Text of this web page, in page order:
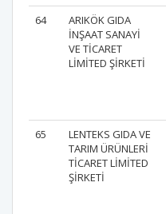
64
ARIKÖK GIDA
İNŞAAT SANAYİ
VE TİCARET
LİMİTED ŞİRKETİ
65
LENTEKS GIDA VE
TARIM ÜRÜNLERİ
TİCARET LİMİTED
ŞİRKETİ